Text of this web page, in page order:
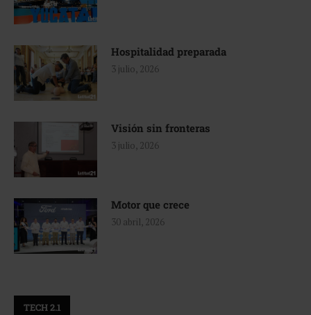
Hospitalidad preparada
3 julio, 2026
Visión sin fronteras
3 julio, 2026
Motor que crece
30 abril, 2026
TECH 2.1